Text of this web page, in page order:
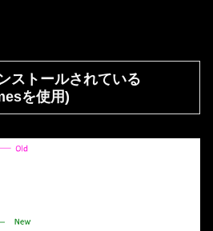
ストールされている
を使用)